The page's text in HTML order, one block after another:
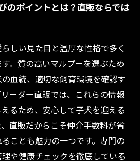
のポイントとは？直販ならでは
しい見た目と温厚な性格で多く
。質の高いマルプーを選ぶため
血統、適切な飼育環境を確認す
ーダー直販では、これらの情報
るため、安心して子犬を迎える
直販だからこそ仲介手数料が省
ことも魅力の一つです。専門の
や健康チェックを徹底している